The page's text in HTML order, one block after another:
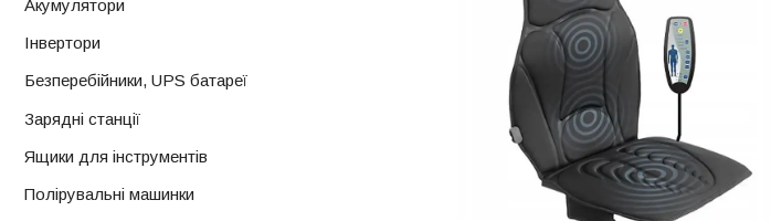
Акумулятори
Інвертори
Безперебійники, UPS батареї
Зарядні станції
Ящики для інструментів
Полірувальні машинки